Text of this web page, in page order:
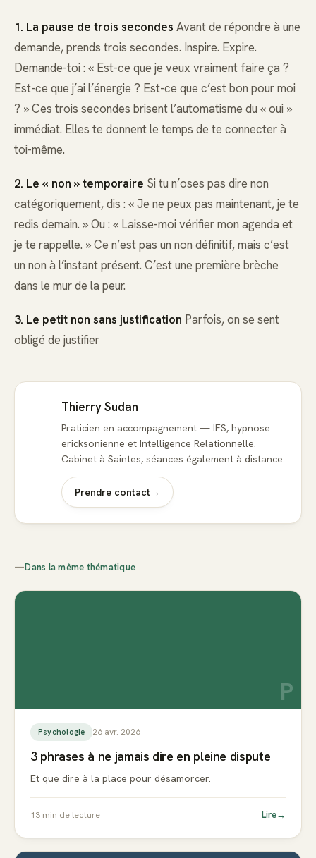
1. La pause de trois secondes Avant de répondre à une
demande, prends trois secondes. Inspire. Expire.
Demande-toi : « Est-ce que je veux vraiment faire ça ?
Est-ce que j’ai l’énergie ? Est-ce que c’est bon pour moi
? » Ces trois secondes brisent l’automatisme du « oui »
immédiat. Elles te donnent le temps de te connecter à
toi-même.
2. Le « non » temporaire Si tu n’oses pas dire non
catégoriquement, dis : « Je ne peux pas maintenant, je te
redis demain. » Ou : « Laisse-moi vérifier mon agenda et
je te rappelle. » Ce n’est pas un non définitif, mais c’est
un non à l’instant présent. C’est une première brèche
dans le mur de la peur.
3. Le petit non sans justification Parfois, on se sent
obligé de justifier
Thierry Sudan
Praticien en accompagnement — IFS, hypnose
ericksonienne et Intelligence Relationnelle.
Cabinet à Saintes, séances également à distance.
Prendre contact→
—Dans la même thématique
P
Psychologie 26 avr. 2026
3 phrases à ne jamais dire en pleine dispute
Et que dire à la place pour désamorcer.
13 min de lecture Lire→